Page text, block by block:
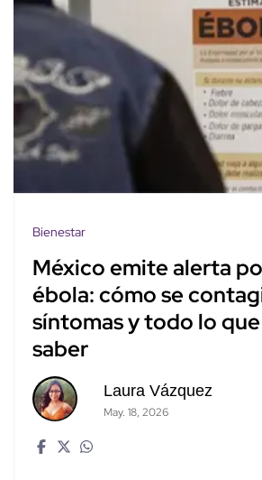
Bienestar
México emite alerta
ébola: cómo se
síntomas y todo lo
saber
Laura Vázquez
May. 18, 2026